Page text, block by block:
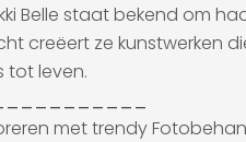
Belle staat bekend om
creëert ze kunstwerken
tot leven.
met trendy